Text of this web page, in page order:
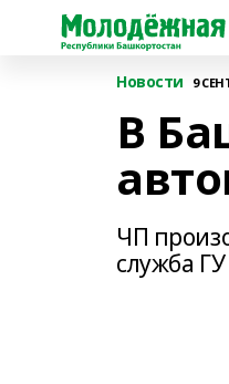
Новости 9
В
ЧП
служба